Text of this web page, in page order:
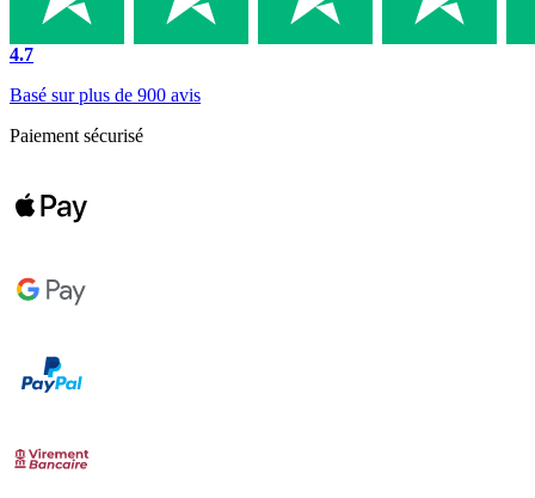
4.7
Basé sur plus de 900 avis
Paiement sécurisé